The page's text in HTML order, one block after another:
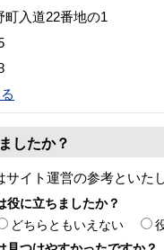
入道22番地の1
したか？
イト運営の参考といた
役に立ちましたか？
どちらともいえない